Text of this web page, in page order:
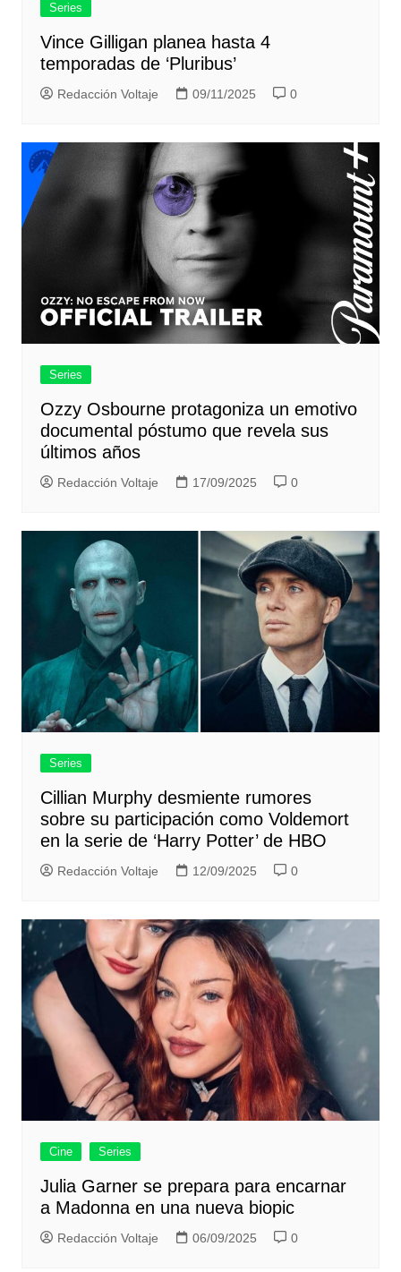
Series
Vince Gilligan planea hasta 4
temporadas de ‘Pluribus’
Redacción Voltaje 09/11/2025 0
Series
Ozzy Osbourne protagoniza un emotivo
documental póstumo que revela sus
últimos años
Redacción Voltaje 17/09/2025 0
Series
Cillian Murphy desmiente rumores
sobre su participación como Voldemort
en la serie de ‘Harry Potter’ de HBO
Redacción Voltaje 12/09/2025 0
Cine Series
Julia Garner se prepara para encarnar
a Madonna en una nueva biopic
Redacción Voltaje 06/09/2025 0